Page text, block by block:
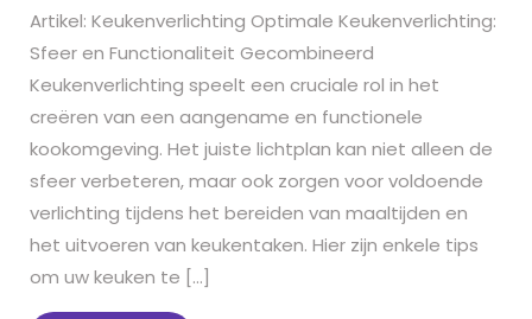
Artikel: Keukenverlichting Optimale Keukenverlichting:
Sfeer en Functionaliteit Gecombineerd
Keukenverlichting speelt een cruciale rol in het
creëren van een aangename en functionele
kookomgeving. Het juiste lichtplan kan niet alleen de
sfeer verbeteren, maar ook zorgen voor voldoende
verlichting tijdens het bereiden van maaltijden en
het uitvoeren van keukentaken. Hier zijn enkele tips
om uw keuken te […]